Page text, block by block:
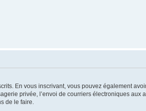
En vous inscrivant, vous pouvez également
privée, l’envoi de courriers électroniques aux
de le faire.